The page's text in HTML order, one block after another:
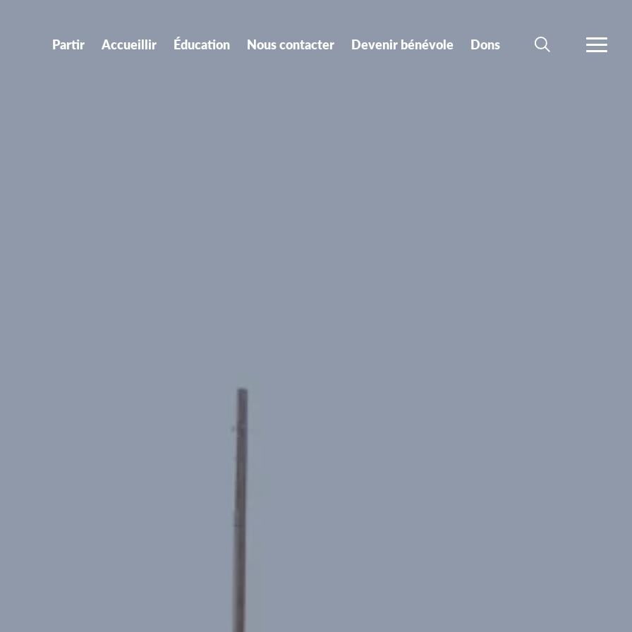
Partir Accueillir Éducation Nous contacter Devenir bénévole Dons
CHERCHERPLUS